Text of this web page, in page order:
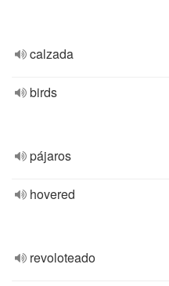
calzada
birds
pájaros
hovered
revoloteado